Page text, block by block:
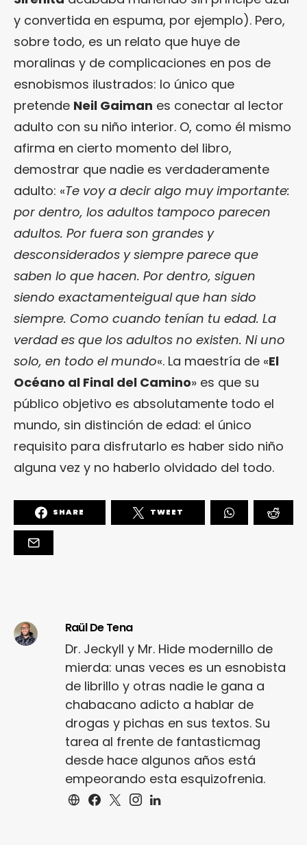
y convertida en espuma, por ejemplo). Pero,
sobre todo, es un relato que huye de
moralinas y de complicaciones en pos de
esnobismos ilustrados: lo único que
pretende Neil Gaiman es conectar al lector
adulto con su niño interior. O, como él mismo
afirma en cierto momento del libro,
demostrar que nadie es verdaderamente
adulto: «Te voy a decir algo muy importante:
por dentro, los adultos tampoco parecen
adultos. Por fuera son grandes y
desconsiderados y siempre parece que
saben lo que hacen. Por dentro, siguen
siendo exactamenteigual que han sido
siempre. Como cuando tenían tu edad. La
verdad es que los adultos no existen. Ni uno
solo, en todo el mundo«. La maestría de «El
Océano al Final del Camino» es que su
público objetivo es absolutamente todo el
mundo, sin distinción de edad: el único
requisito para disfrutarlo es haber sido niño
alguna vez y no haberlo olvidado del todo.
SHARE TWEET
Raül De Tena
Dr. Jeckyll y Mr. Hide modernillo de
mierda: unas veces es un esnobista
de librillo y otras nadie le gana a
chabacano adicto a hablar de
drogas y pichas en sus textos. Su
tarea al frente de fantasticmag
desde hace algunos años está
empeorando esta esquizofrenia.